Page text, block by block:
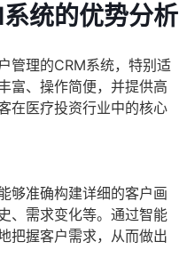
统的优势分析
管理的CRM系统，特别适
富、操作简便，并提供高
在医疗投资行业中的核心
够准确构建详细的客户画
、需求变化等。通过智能
把握客户需求，从而做出